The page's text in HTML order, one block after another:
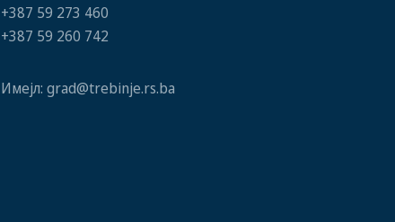
+387 59 273 460
+387 59 260 742
Имејл: grad@trebinje.rs.ba